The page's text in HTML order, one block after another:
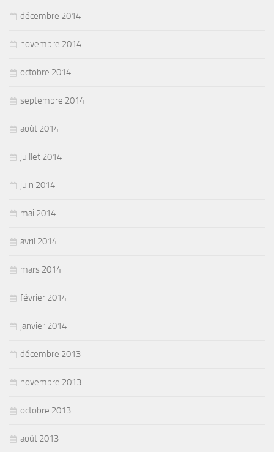
décembre 2014
novembre 2014
octobre 2014
septembre 2014
août 2014
juillet 2014
juin 2014
mai 2014
avril 2014
mars 2014
février 2014
janvier 2014
décembre 2013
novembre 2013
octobre 2013
août 2013